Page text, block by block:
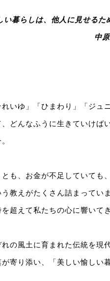
い暮らしは、他人に見せる
中
いゆ」「ひまわり」「ジュ
どんなふうに生きていけば
も、お金が不足していても
教えがたくさん詰まってい
超えて私たちの心に響いて
の風土に育まれた伝統を現
寄り添い、「美しい愉しい